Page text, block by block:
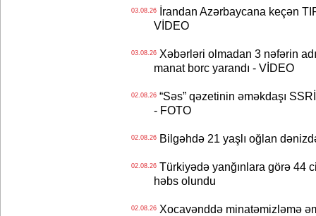
03.08.26İrandan Azərbaycana keçən
VİDEO
03.08.26Xəbərləri olmadan 3 nəfərin
manat borc yarandı - VİDEO
02.08.26“Səs” qəzetinin əməkdaşı
- FOTO
02.08.26Bilgəhdə 21 yaşlı oğlan
02.08.26Türkiyədə yanğınlara görə 44
həbs olundu
02.08.26Xocavənddə minatəmizləmə